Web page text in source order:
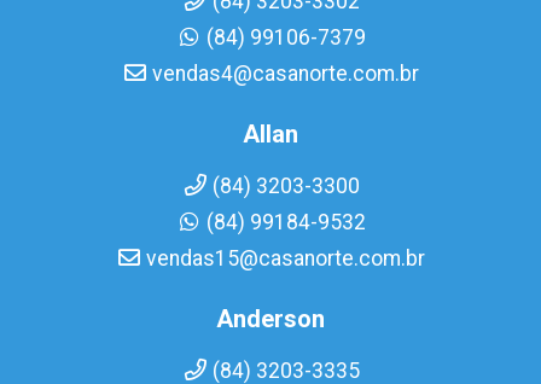
(84) 99106-7379
vendas4@casanorte.com.br
Allan
(84) 3203-3300
(84) 99184-9532
vendas15@casanorte.com.br
Anderson
(84) 3203-3335